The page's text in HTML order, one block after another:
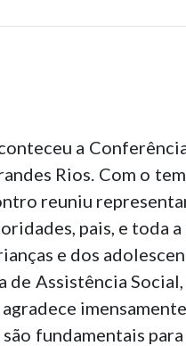
a
Rios. Com o
reuniu
pais, e toda
e dos
de Assistência
fundamentais